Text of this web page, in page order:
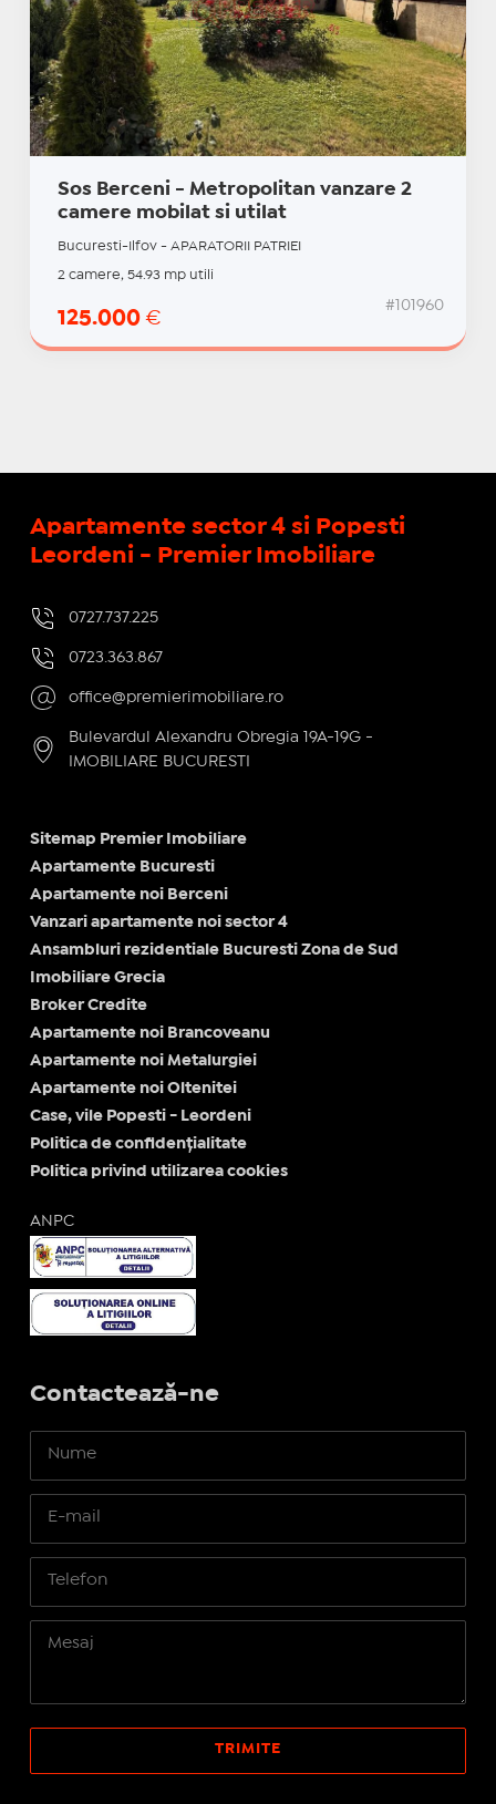
Sos Berceni - Metropolitan vanzare 2
camere mobilat si utilat
Bucuresti-Ilfov - APARATORII PATRIEI
2 camere, 54.93 mp utili
125.000 €
#101960
Apartamente sector 4 si Popesti
Leordeni - Premier Imobiliare
0727.737.225
0723.363.867
office@premierimobiliare.ro
Bulevardul Alexandru Obregia 19A-19G -
IMOBILIARE BUCURESTI
Sitemap Premier Imobiliare
Apartamente Bucuresti
Apartamente noi Berceni
Vanzari apartamente noi sector 4
Ansambluri rezidentiale Bucuresti Zona de Sud
Imobiliare Grecia
Broker Credite
Apartamente noi Brancoveanu
Apartamente noi Metalurgiei
Apartamente noi Oltenitei
Case, vile Popesti - Leordeni
Politica de confidențialitate
Politica privind utilizarea cookies
ANPC
Contactează-ne